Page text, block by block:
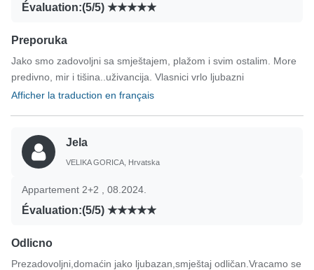
Évaluation:(5/5)
Preporuka
Jako smo zadovoljni sa smještajem, plažom i svim ostalim. More
predivno, mir i tišina..uživancija. Vlasnici vrlo ljubazni
Afficher la traduction en français
Jela
VELIKA GORICA, Hrvatska
Appartement 2+2 , 08.2024.
Évaluation:(5/5)
Odlicno
Prezadovoljni,domaćin jako ljubazan,smještaj odličan.Vracamo se